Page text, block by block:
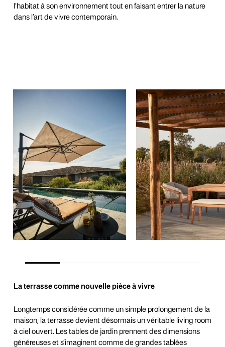
l’habitat à son environnement tout en faisant entrer la nature
dans l’art de vivre contemporain.
La terrasse comme nouvelle pièce à vivre
Longtemps considérée comme un simple prolongement de la
maison, la terrasse devient désormais un véritable living room
à ciel ouvert. Les tables de jardin prennent des dimensions
généreuses et s’imaginent comme de grandes tablées